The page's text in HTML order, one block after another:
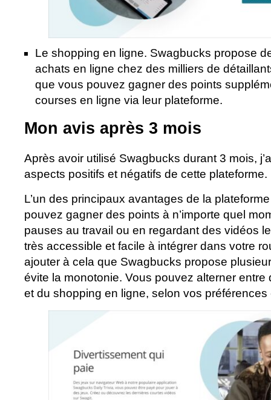
Le shopping en ligne. Swagbucks propose
achats en ligne chez des milliers de
que vous pouvez gagner des points
courses en ligne via leur plateforme.
Mon avis après 3 mois
Après avoir utilisé Swagbucks durant 3 mois,
aspects positifs et négatifs de cette plateforme.
L’un des principaux avantages de la
pouvez gagner des points à n’importe quel
pauses au travail ou en regardant des vidéos
très accessible et facile à intégrer dans votre
ajouter à cela que Swagbucks propose
évite la monotonie. Vous pouvez alterner
et du shopping en ligne, selon vos